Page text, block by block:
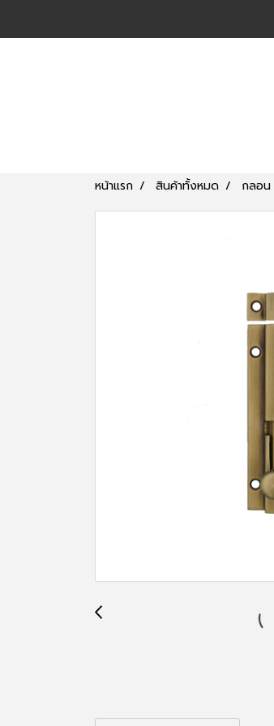
หน้าแรก สินค้าทั้งหมด กลอน